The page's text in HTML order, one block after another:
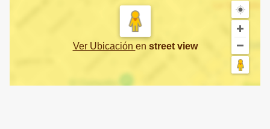
Ver Ubicación en street view